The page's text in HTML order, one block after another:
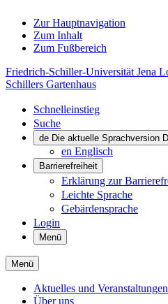
Zur Hauptnavigation
Zum Inhalt
Zum Fußbereich
Friedrich-Schiller-Universität Jena
Schillers Gartenhaus
Schnelleinstieg
Suche
de Die aktuelle Sprachversion
en Englisch
Barrierefreiheit
Erklärung zur
Leichte Sprache
Gebärdensprache
Login
Menü
Menü
Aktuelles und Veranstaltungen
Über uns